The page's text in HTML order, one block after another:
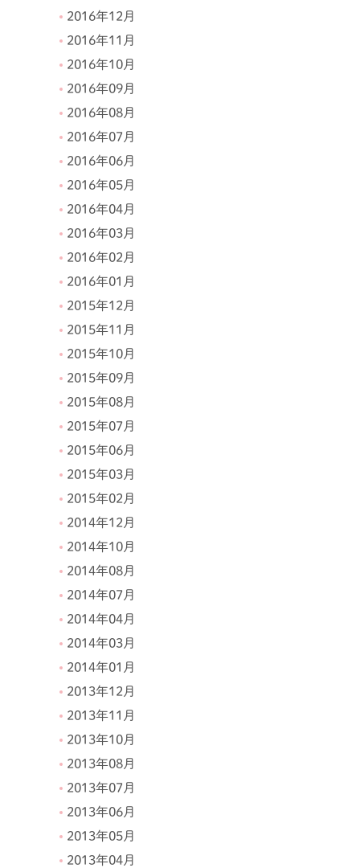
2016年12月
2016年11月
2016年10月
2016年09月
2016年08月
2016年07月
2016年06月
2016年05月
2016年04月
2016年03月
2016年02月
2016年01月
2015年12月
2015年11月
2015年10月
2015年09月
2015年08月
2015年07月
2015年06月
2015年03月
2015年02月
2014年12月
2014年10月
2014年08月
2014年07月
2014年04月
2014年03月
2014年01月
2013年12月
2013年11月
2013年10月
2013年08月
2013年07月
2013年06月
2013年05月
2013年04月